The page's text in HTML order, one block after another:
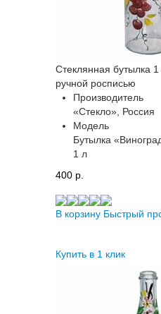
Стеклянная бутылка
ручной росписью
Производитель
«Стекло», Россия
Модель
Бутылка
1 л
400 p.
В корзину Быстрый
Купить в 1 клик